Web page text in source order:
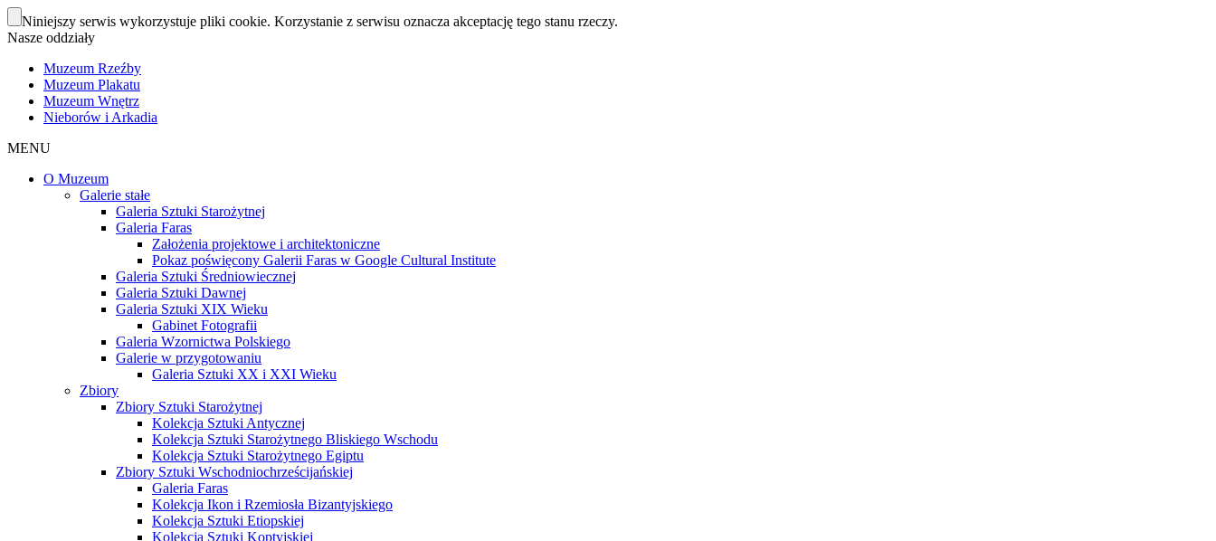
Niniejszy serwis wykorzystuje pliki cookie. Korzystanie z serwisu oznacza akceptację tego stanu rzeczy.
Nasze oddziały
Muzeum Rzeźby
Muzeum Plakatu
Muzeum Wnętrz
Nieborów i Arkadia
MENU
O Muzeum
Galerie stałe
Galeria Sztuki Starożytnej
Galeria Faras
Założenia projektowe i architektoniczne
Pokaz poświęcony Galerii Faras w Google Cultural Institute
Galeria Sztuki Średniowiecznej
Galeria Sztuki Dawnej
Galeria Sztuki XIX Wieku
Gabinet Fotografii
Galeria Wzornictwa Polskiego
Galerie w przygotowaniu
Galeria Sztuki XX i XXI Wieku
Zbiory
Zbiory Sztuki Starożytnej
Kolekcja Sztuki Antycznej
Kolekcja Sztuki Starożytnego Bliskiego Wschodu
Kolekcja Sztuki Starożytnego Egiptu
Zbiory Sztuki Wschodniochrześcijańskiej
Galeria Faras
Kolekcja Ikon i Rzemiosła Bizantyjskiego
Kolekcja Sztuki Etiopskiej
Kolekcja Sztuki Koptyjskiej